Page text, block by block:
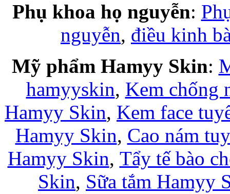
Phụ khoa họ nguyễn:
nguyễn, điều kinh
Mỹ phẩm Hamyy Skin:
hamyyskin, Kem chống
Hamyy Skin, Kem face
Hamyy Skin, Cao nám
Hamyy Skin, Tẩy tế bào
Skin, Sữa tắm Hamyy